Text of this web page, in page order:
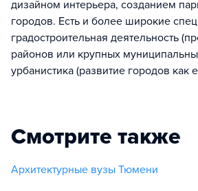
дизайном интерьера, созданием
городов. Есть и более широкие
градостроительная деятельность
районов или крупных
урбанистика (развитие городов как
Смотрите также
Архитектурные вузы Тюмени